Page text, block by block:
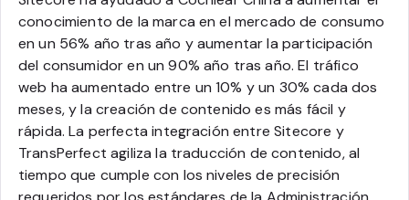
conocimiento de la marca en el mercado de consumo
en un 56% año tras año y aumentar la participación
del consumidor en un 90% año tras año. El tráfico
web ha aumentado entre un 10% y un 30% cada dos
meses, y la creación de contenido es más fácil y
rápida. La perfecta integración entre Sitecore y
TransPerfect agiliza la traducción de contenido, al
tiempo que cumple con los niveles de precisión